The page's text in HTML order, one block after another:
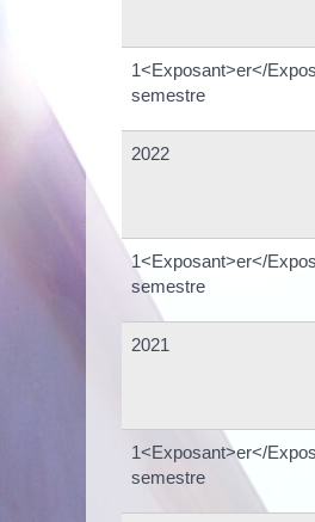
1<Exposant>er</
semestre
2022
1<Exposant>er</
semestre
2021
1<Exposant>er</
semestre